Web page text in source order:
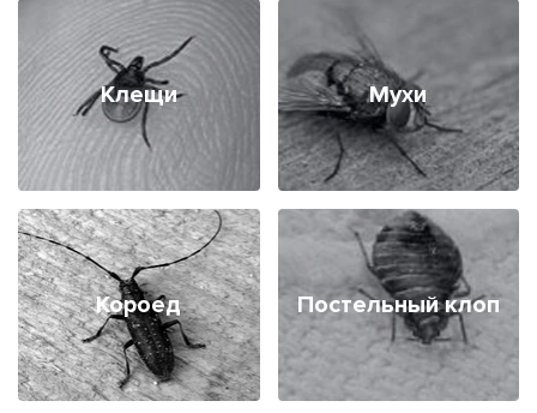
Клещи Мухи
Короед Постельный клоп